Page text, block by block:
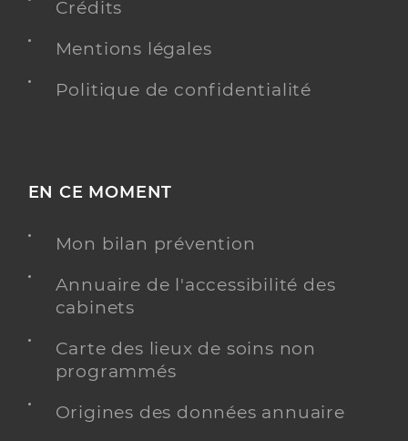
Crédits
Mentions légales
Politique de confidentialité
EN CE MOMENT
Mon bilan prévention
Annuaire de l'accessibilité des
cabinets
Carte des lieux de soins non
programmés
Origines des données annuaire